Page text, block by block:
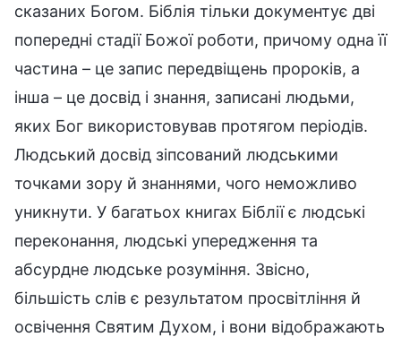
сказаних Богом. Біблія тільки документує дві
попередні стадії Божої роботи, причому одна її
частина – це запис передвіщень пророків, а
інша – це досвід і знання, записані людьми,
яких Бог використовував протягом періодів.
Людський досвід зіпсований людськими
точками зору й знаннями, чого неможливо
уникнути. У багатьох книгах Біблії є людські
переконання, людські упередження та
абсурдне людське розуміння. Звісно,
більшість слів є результатом просвітління й
освічення Святим Духом, і вони відображають